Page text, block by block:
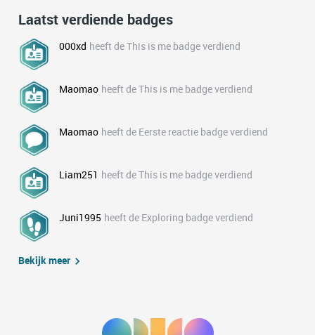
Laatst verdiende badges
000xd heeft de This is me badge verdiend
Maomao heeft de This is me badge verdiend
Maomao heeft de Eerste reactie badge verdiend
Liam251 heeft de This is me badge verdiend
Juni1995 heeft de Exploring badge verdiend
Bekijk meer